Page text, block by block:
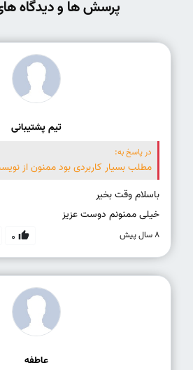
پرسش ها و دیدگاه
تیم پشتیبانی
در پاسخ به:
خیلی ممنونم دوست عزیز
8 سال پیش 0
عاطفه